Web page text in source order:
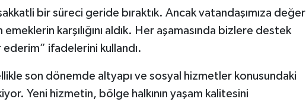
bir süreci geride bıraktık. Ancak vatandaşımıza değer
karşılığını aldık. Her aşamasında bizlere destek
ifadelerini kullandı.
son dönemde altyapı ve sosyal hizmetler konusundaki
Yeni hizmetin, bölge halkının yaşam kalitesini